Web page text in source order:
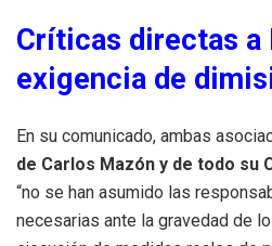
Críticas directas a
exigencia de
En su comunicado, ambas
de Carlos Mazón y de todo su
“no se han asumido las
necesarias ante la gravedad de